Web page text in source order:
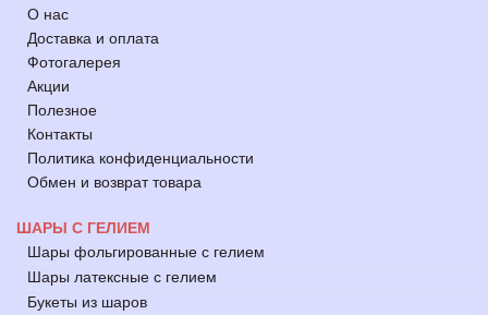
О нас
Доставка и оплата
Фотогалерея
Акции
Полезное
Контакты
Политика конфиденциальности
Обмен и возврат товара
ШАРЫ С ГЕЛИЕМ
Шары фольгированные с гелием
Шары латексные с гелием
Букеты из шаров